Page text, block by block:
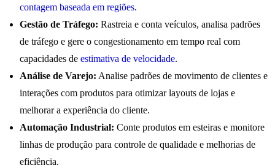
contagem baseada em regiões.
Gestão de Tráfego: Rastreia e conta veículos, analisa padrões
de tráfego e gere o congestionamento em tempo real com
capacidades de estimativa de velocidade.
Análise de Varejo: Analise padrões de movimento de clientes e
interações com produtos para otimizar layouts de lojas e
melhorar a experiência do cliente.
Automação Industrial: Conte produtos em esteiras e monitore
linhas de produção para controle de qualidade e melhorias de
eficiência.